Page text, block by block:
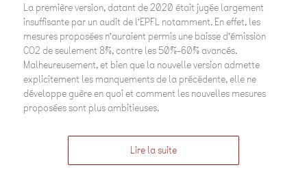
La première version, datant de 2020 était jugée largement
insuffisante par un audit de l’EPFL notamment. En effet, les
mesures proposées n’auraient permis une baisse d’émission
CO2 de seulement 8%, contre les 50%-60% avancés.
Malheureusement, et bien que la nouvelle version admette
explicitement les manquements de la précédente, elle ne
développe guère en quoi et comment les nouvelles mesures
proposées sont plus ambitieuses.
Lire la suite